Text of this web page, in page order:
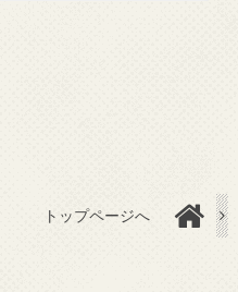
トップページへ